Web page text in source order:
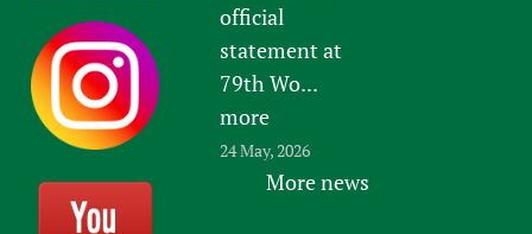
official
statement at
79th Wo...
more
24 May, 2026
More news